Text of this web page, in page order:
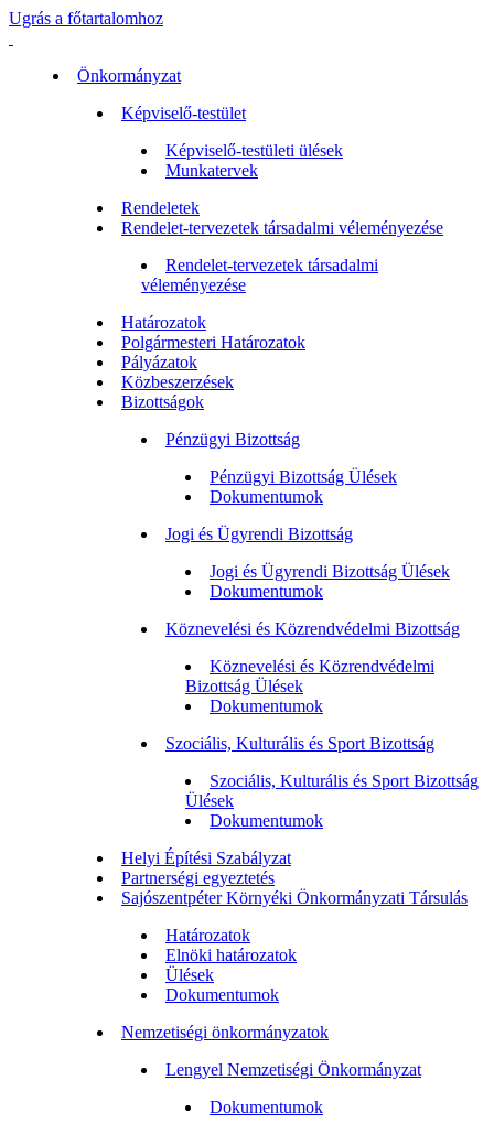
Ugrás a főtartalomhoz
Önkormányzat
Képviselő-testület
Képviselő-testületi ülések
Munkatervek
Rendeletek
Rendelet-tervezetek társadalmi véleményezése
Rendelet-tervezetek társadalmi
véleményezése
Határozatok
Polgármesteri Határozatok
Pályázatok
Közbeszerzések
Bizottságok
Pénzügyi Bizottság
Pénzügyi Bizottság Ülések
Dokumentumok
Jogi és Ügyrendi Bizottság
Jogi és Ügyrendi Bizottság Ülések
Dokumentumok
Köznevelési és Közrendvédelmi Bizottság
Köznevelési és Közrendvédelmi
Bizottság Ülések
Dokumentumok
Szociális, Kulturális és Sport Bizottság
Szociális, Kulturális és Sport Bizottság
Ülések
Dokumentumok
Helyi Építési Szabályzat
Partnerségi egyeztetés
Sajószentpéter Környéki Önkormányzati Társulás
Határozatok
Elnöki határozatok
Ülések
Dokumentumok
Nemzetiségi önkormányzatok
Lengyel Nemzetiségi Önkormányzat
Dokumentumok